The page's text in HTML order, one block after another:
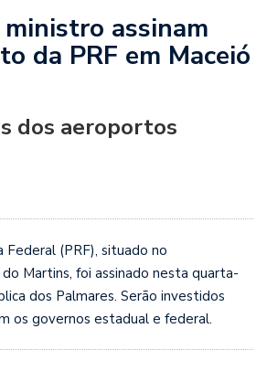
assinam
da PRF em Maceió
dos aeroportos
(PRF), situado no
Martins, foi assinado nesta quarta-
dos Palmares. Serão investidos
os governos estadual e federal.